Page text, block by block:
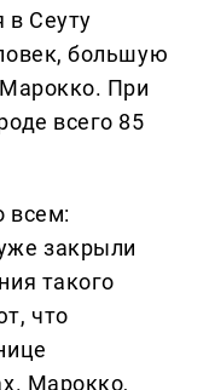
Сеуту
большую
При
всего 85
всем:
закрыли
такого
что
Марокко,